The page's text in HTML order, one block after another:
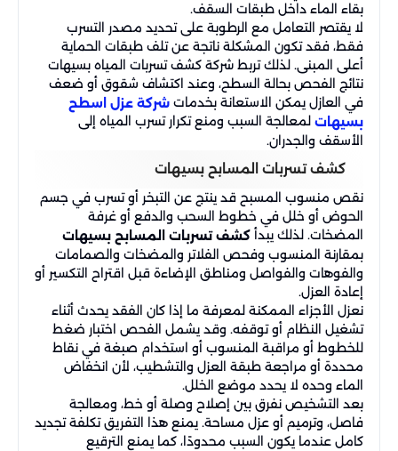
بقاء الماء داخل طبقات السقف.
لا يقتصر التعامل مع الرطوبة على تحديد مصدر التسرب
فقط، فقد تكون المشكلة ناتجة عن تلف طبقات الحماية
أعلى المبنى. لذلك تربط شركة كشف تسربات المياه بسيهات
نتائج الفحص بحالة السطح، وعند اكتشاف شقوق أو ضعف
في العازل يمكن الاستعانة بخدمات شركة عزل اسطح
بسيهات لمعالجة السبب ومنع تكرار تسرب المياه إلى
الأسقف والجدران.
كشف تسربات المسابح بسيهات
نقص منسوب المسبح قد ينتج عن التبخر أو تسرب في جسم
الحوض أو خلل في خطوط السحب والدفع أو غرفة
المضخات. لذلك يبدأ كشف تسربات المسابح بسيهات
بمقارنة المنسوب وفحص الفلاتر والمضخات والصمامات
والفوهات والفواصل ومناطق الإضاءة قبل اقتراح التكسير أو
إعادة العزل.
نعزل الأجزاء الممكنة لمعرفة ما إذا كان الفقد يحدث أثناء
تشغيل النظام أو توقفه. وقد يشمل الفحص اختبار ضغط
للخطوط أو مراقبة المنسوب أو استخدام صبغة في نقاط
محددة أو مراجعة طبقة العزل والتشطيب، لأن انخفاض
الماء وحده لا يحدد موضع الخلل.
بعد التشخيص نفرق بين إصلاح وصلة أو خط، ومعالجة
فاصل، وترميم أو عزل مساحة. يمنع هذا التفريق تكلفة تجديد
كامل عندما يكون السبب محدودًا، كما يمنع الترقيع